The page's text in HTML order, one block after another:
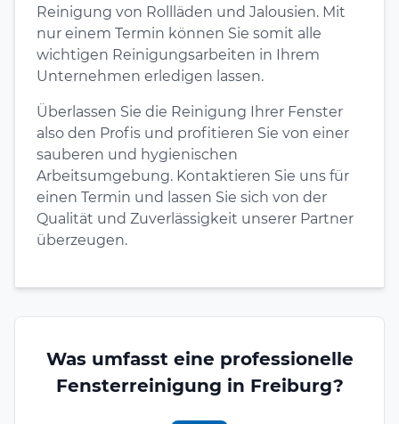
Reinigung von Rollläden und Jalousien. Mit
nur einem Termin können Sie somit alle
wichtigen Reinigungsarbeiten in Ihrem
Unternehmen erledigen lassen.
Überlassen Sie die Reinigung Ihrer Fenster
also den Profis und profitieren Sie von einer
sauberen und hygienischen
Arbeitsumgebung. Kontaktieren Sie uns für
einen Termin und lassen Sie sich von der
Qualität und Zuverlässigkeit unserer Partner
überzeugen.
Was umfasst eine professionelle
Fensterreinigung in Freiburg?